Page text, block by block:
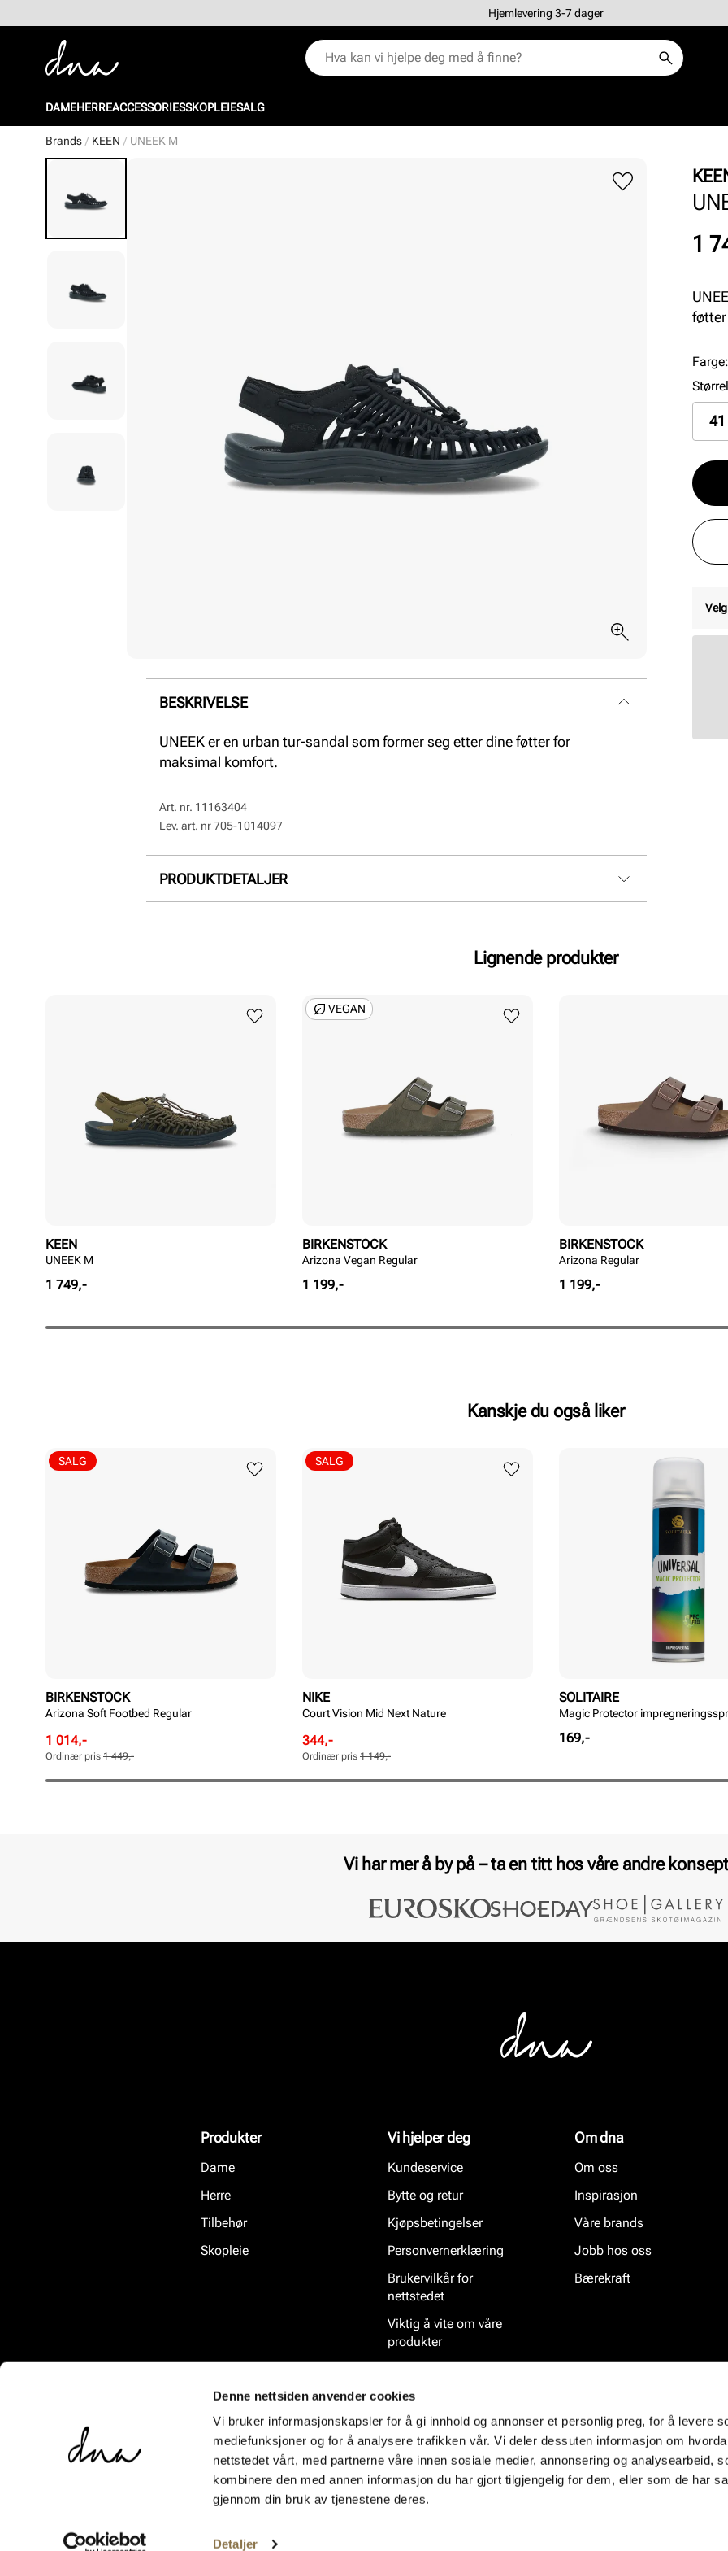
Denne nettsiden anvender cookies
Vi bruker informasjonskapsler for å gi innhold og annonser et personlig preg, for å levere
mediefunksjoner og for å analysere trafikken vår. Vi deler dessuten informasjon om
nettstedet vårt, med partnerne våre innen sosiale medier, annonsering og analysearbeid,
kombinere den med annen informasjon du har gjort tilgjengelig for dem, eller som de har
gjennom din bruk av tjenestene deres.
Detaljer
Hjemlevering 3-7 dager
DAMEHERREACCESSORIESSKOPLEIESALG
Brands KEEN UNEEK M
BESKRIVELSE
UNEEK er en urban tur-sandal som former seg etter dine føtter for
maksimal komfort.
Art. nr. 11163404
Lev. art. nr705-1014097
PRODUKTDETALJER
Pris
1
Farge:
41
Lignende produkter
KEEN
UNEEK M
Pris
1 749,-
BIRKENSTOCK
Arizona Vegan Regular
Pris
1 199,-
VEGAN
BIRKENSTOCK
Arizona Regular
Pris
1 199,-
Kanskje du også liker
BIRKENSTOCK
Arizona Soft Footbed Regular
Rabattert
pris
Pris
1 014,-
Ordinær
pris
Pris
Ordinær pris 1 449,-
SALG
NIKE
Court Vision Mid Next Nature
Rabattert
pris
Pris
344,-
Ordinær
pris
Pris
Ordinær pris 1 149,-
SALG
SOLITAIRE
Magic Protector
Pris
169,-
Vi har mer å by på – ta en titt hos våre andre
Produkter
Dame
Herre
Tilbehør
Skopleie
Vi hjelper deg
Kundeservice
Bytte og retur
Kjøpsbetingelser
Personvernerklæring
Brukervilkår for
nettstedet
Viktig å vite om våre
produkter
Om dna
Om oss
Inspirasjon
Våre brands
Jobb hos oss
Bærekraft